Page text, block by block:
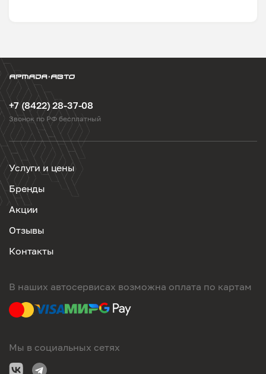
+7 (8422) 28-37-08
Звонок по РФ бесплатный
Услуги и цены
Бренды
Акции
Отзывы
Контакты
В наших автосервисах возможна оплата по картам
Мы в социальных сетях